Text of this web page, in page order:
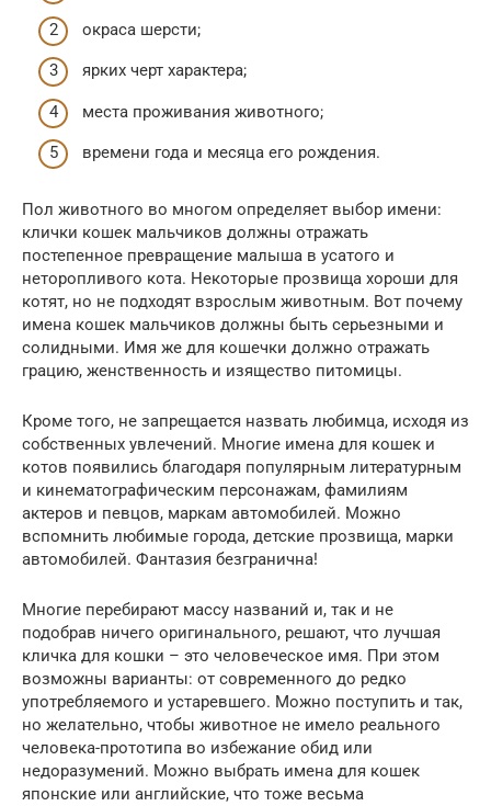
окраса шерсти;
ярких черт характера;
места проживания животного;
времени года и месяца его рождения.
Пол животного во многом определяет выбор имени:
клички кошек мальчиков должны отражать
постепенное превращение малыша в усатого и
неторопливого кота. Некоторые прозвища хороши для
котят, но не подходят взрослым животным. Вот почему
имена кошек мальчиков должны быть серьезными и
солидными. Имя же для кошечки должно отражать
грацию, женственность и изящество питомицы.
Кроме того, не запрещается назвать любимца, исходя из
собственных увлечений. Многие имена для кошек и
котов появились благодаря популярным литературным
и кинематографическим персонажам, фамилиям
актеров и певцов, маркам автомобилей. Можно
вспомнить любимые города, детские прозвища, марки
автомобилей. Фантазия безгранична!
Многие перебирают массу названий и, так и не
подобрав ничего оригинального, решают, что лучшая
кличка для кошки – это человеческое имя. При этом
возможны варианты: от современного до редко
употребляемого и устаревшего. Можно поступить и так,
но желательно, чтобы животное не имело реального
человека-прототипа во избежание обид или
недоразумений. Можно выбрать имена для кошек
японские или английские, что тоже весьма